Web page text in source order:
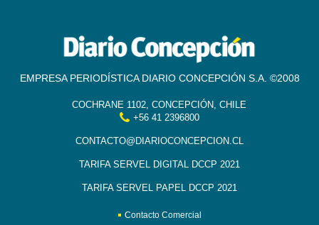
EMPRESA PERIODÍSTICA DIARIO CONCEPCIÓN S.A. ©2008
COCHRANE 1102, CONCEPCIÓN, CHILE
+56 41 2396800
CONTACTO@DIARIOCONCEPCION.CL
TARIFA SERVEL DIGITAL DCCP 2021
TARIFA SERVEL PAPEL DCCP 2021
Contacto Comercial